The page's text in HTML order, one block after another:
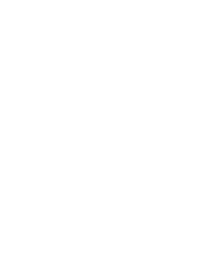
Richard Gere, que
opinión- Estados
oscuro» de poder y
El afamado actor y
50 aniversario este
que llega a Granada